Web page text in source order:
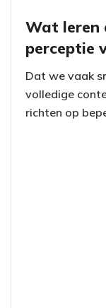
Wat leren
perceptie
Dat we vaak
volledige
richten op